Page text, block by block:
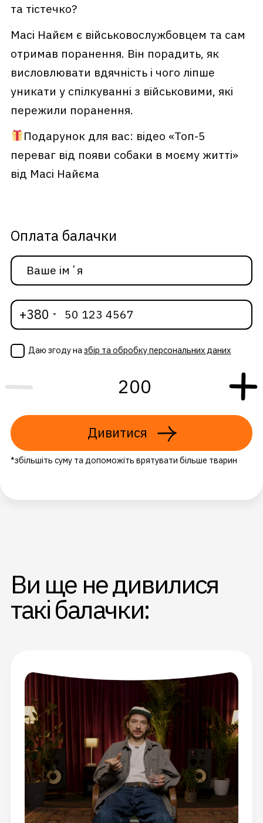
та тістечко?
Масі Найєм є військовослужбовцем та сам
отримав поранення. Він порадить, як
висловлювати вдячність і чого ліпше
уникати у спілкуванні з військовими, які
пережили поранення.
Подарунок для вас: відео «Топ-5
переваг від появи собаки в моєму житті»
від Масі Найєма
Оплата балачки
+380
Даю згоду назбір та обробку персональних даних
Дивитися
*збільшіть суму та допоможіть врятувати більше тварин
Ви ще не дивилися
такі балачки: